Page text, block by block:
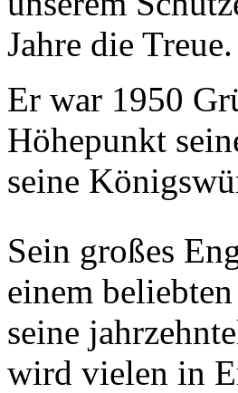
Jahre die Treue.
Er war 1950
Höhepunkt
seine
Sein großes
einem
seine
wird vielen in